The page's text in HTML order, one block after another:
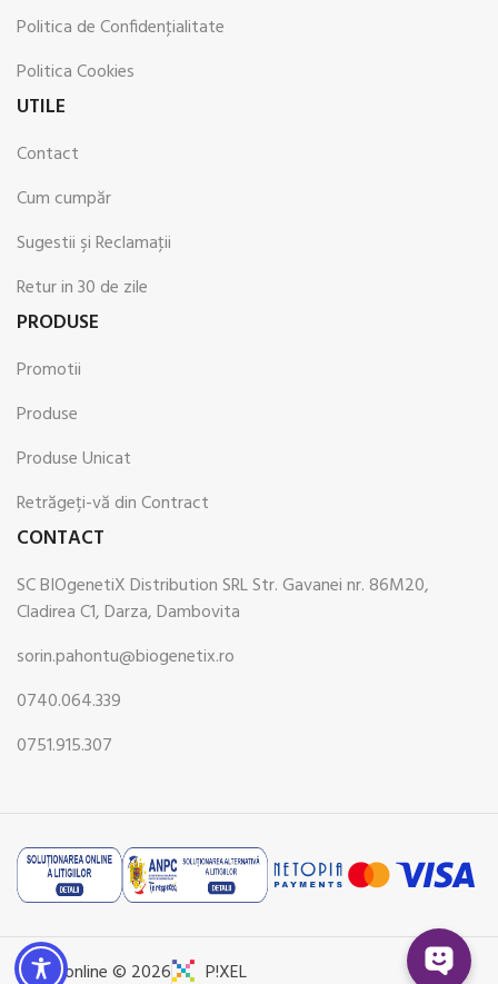
Politica de Confidenţialitate
Politica Cookies
UTILE
Contact
Cum cumpăr
Sugestii şi Reclamaţii
Retur in 30 de zile
PRODUSE
Promotii
Produse
Produse Unicat
Retrăgeți-vă din Contract
CONTACT
SC BIOgenetiX Distribution SRL Str. Gavanei nr. 86M20,
Cladirea C1, Darza, Dambovita
sorin.pahontu@biogenetix.ro
0740.064.339
0751.915.307
Pharmonline © 2026 P!XEL